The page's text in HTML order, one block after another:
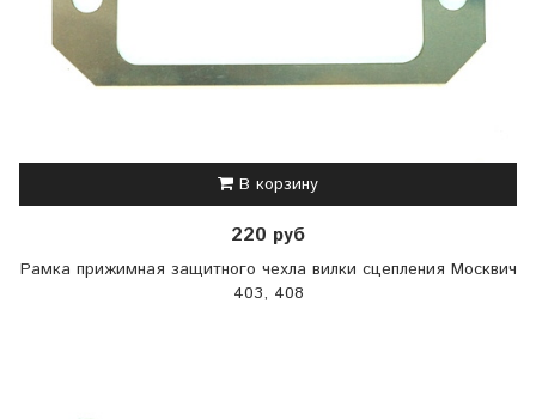
В корзину
220 руб
Рамка прижимная защитного чехла вилки сцепления Москвич
403, 408